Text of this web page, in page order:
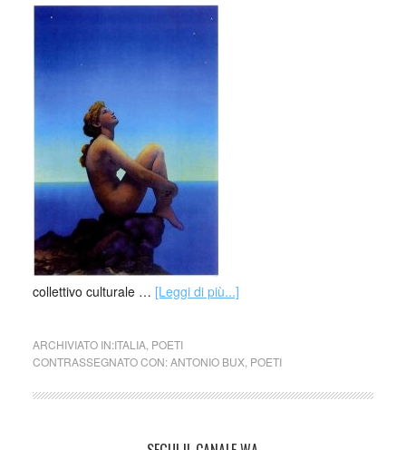
collettivo culturale … [Leggi di più...]
ARCHIVIATO IN:ITALIA, POETI
CONTRASSEGNATO CON:ANTONIO BUX, POETI